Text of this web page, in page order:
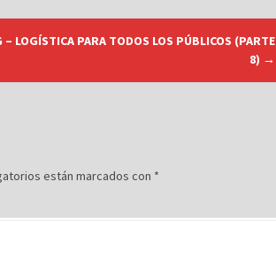
– LOGÍSTICA PARA TODOS LOS PÚBLICOS (PARTE
8) →
están marcados con *